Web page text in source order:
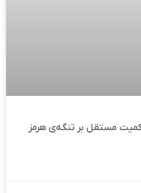
مستقل بر تنگه‌ی هرمز